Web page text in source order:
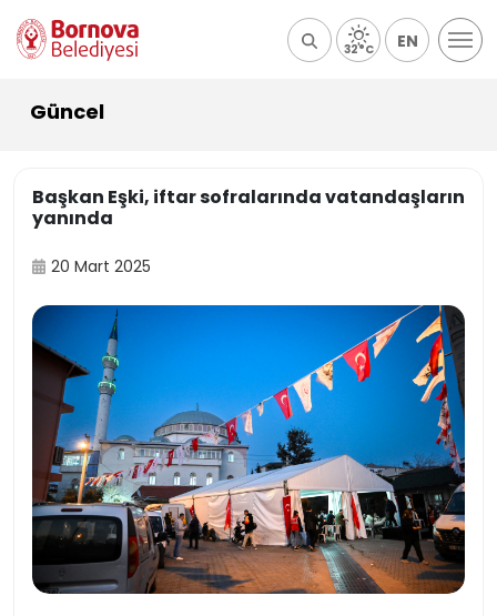
32°C EN
Güncel
Başkan Eşki, iftar sofralarında vatandaşların
yanında
20 Mart 2025